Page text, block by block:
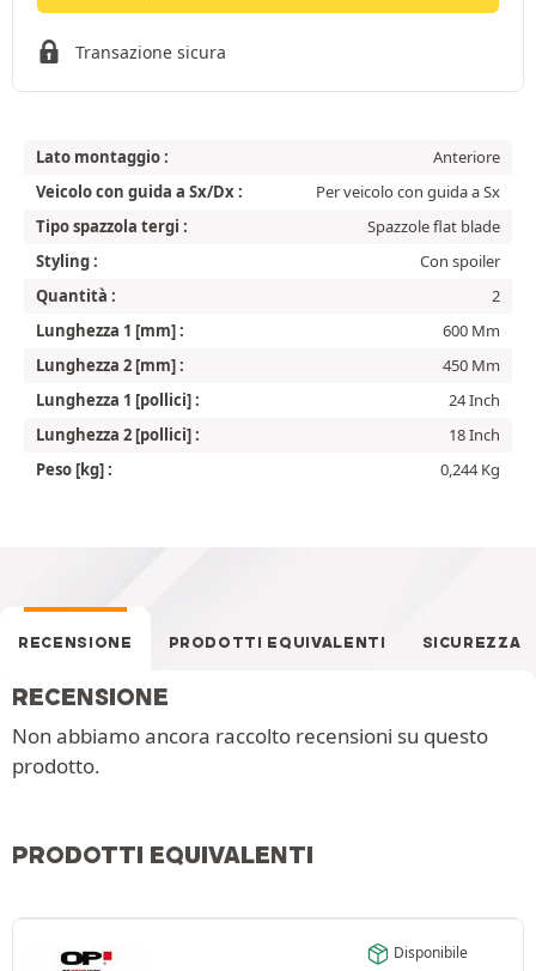
Transazione sicura
Lato montaggio :
Anteriore
Veicolo con guida a Sx/Dx :
Per veicolo con guida a Sx
Tipo spazzola tergi :
Spazzole flat blade
Styling :
Con spoiler
Quantità :
2
Lunghezza 1 [mm] :
600 Mm
Lunghezza 2 [mm] :
450 Mm
Lunghezza 1 [pollici] :
24 Inch
Lunghezza 2 [pollici] :
18 Inch
Peso [kg] :
0,244 Kg
RECENSIONE PRODOTTI EQUIVALENTI SICUREZZA
RECENSIONE
Non abbiamo ancora raccolto recensioni su questo
prodotto.
PRODOTTI EQUIVALENTI
Disponibile